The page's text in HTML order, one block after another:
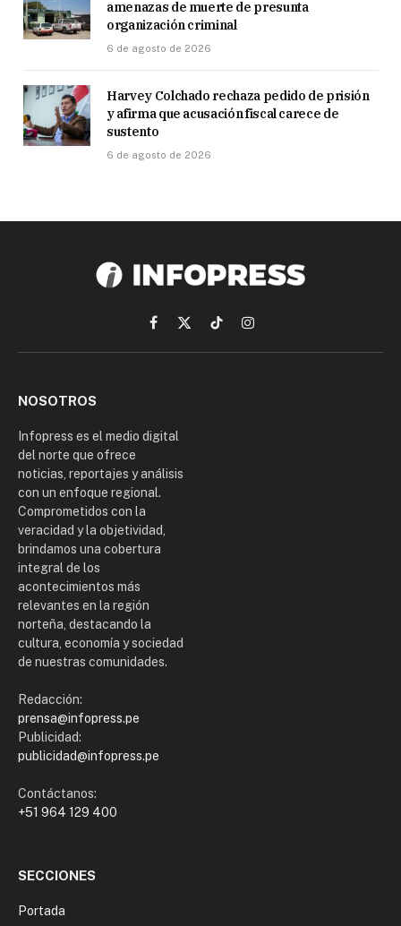
amenazas de muerte de presunta
organización criminal
6 de agosto de 2026
Harvey Colchado rechaza pedido de prisión
y afirma que acusación fiscal carece de
sustento
6 de agosto de 2026
Facebook
X
(Twitter)
TikTokInstagram
NOSOTROS
Infopress es el medio digital
del norte que ofrece
noticias, reportajes y análisis
con un enfoque regional.
Comprometidos con la
veracidad y la objetividad,
brindamos una cobertura
integral de los
acontecimientos más
relevantes en la región
norteña, destacando la
cultura, economía y sociedad
de nuestras comunidades.
Redacción:
prensa@infopress.pe
Publicidad:
publicidad@infopress.pe
Contáctanos:
+51 964 129 400
SECCIONES
Portada